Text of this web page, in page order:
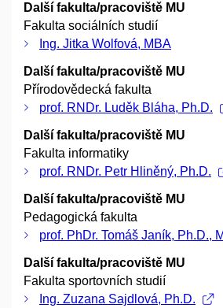
Další fakulta/pracoviště MU
Fakulta sociálních studií
Ing. Jitka Wolfová, MBA
Další fakulta/pracoviště MU
Přírodovědecká fakulta
prof. RNDr. Luděk Bláha, Ph.D.
Další fakulta/pracoviště MU
Fakulta informatiky
prof. RNDr. Petr Hliněný, Ph.D.
Další fakulta/pracoviště MU
Pedagogická fakulta
prof. PhDr. Tomáš Janík, Ph.D.,
Další fakulta/pracoviště MU
Fakulta sportovních studií
Ing. Zuzana Sajdlová, Ph.D.